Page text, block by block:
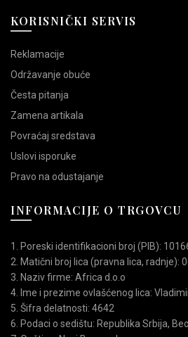
KORISNIČKI SERVIS
Reklamacije
Održavanje obuće
Česta pitanja
Zamena artikala
Povraćaj sredstava
Uslovi isporuke
Pravo na odustajanje
INFORMACIJE O TRGOVCU
1. Poreski identifikacioni broj (PIB):
2. Matični broj lica (pravna lica, radnje):
3. Naziv firme: Africa d.o.o
4. Ime i prezime ovlašćenog lica:
5. Šifra delatnosti: 4642
6. Podaci o sedištu: Republika Srbija,